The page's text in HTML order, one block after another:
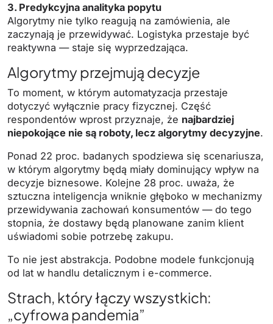
3. Predykcyjna analityka popytu
Algorytmy nie tylko reagują na zamówienia, ale
zaczynają je przewidywać. Logistyka przestaje być
reaktywna — staje się wyprzedzająca.
Algorytmy przejmują decyzje
To moment, w którym automatyzacja przestaje
dotyczyć wyłącznie pracy fizycznej. Część
respondentów wprost przyznaje, że najbardziej
niepokojące nie są roboty, lecz algorytmy decyzyjne.
Ponad 22 proc. badanych spodziewa się scenariusza,
w którym algorytmy będą miały dominujący wpływ na
decyzje biznesowe. Kolejne 28 proc. uważa, że
sztuczna inteligencja wniknie głęboko w mechanizmy
przewidywania zachowań konsumentów — do tego
stopnia, że dostawy będą planowane zanim klient
uświadomi sobie potrzebę zakupu.
To nie jest abstrakcja. Podobne modele funkcjonują
od lat w handlu detalicznym i e-commerce.
Strach, który łączy wszystkich:
„cyfrowa pandemia”